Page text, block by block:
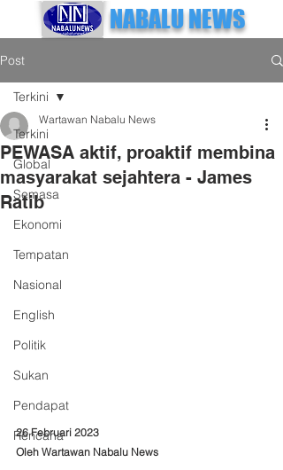
NABALU NEWS
Post
Terkini
Global
Semasa
Ekonomi
Tempatan
Nasional
English
Politik
Sukan
Pendapat
Rencana
Terkini
PEWASA aktif, proaktif membina
masyarakat sejahtera - James
Ratib
Wartawan Nabalu News
26 Februari 2023
Oleh Wartawan Nabalu News